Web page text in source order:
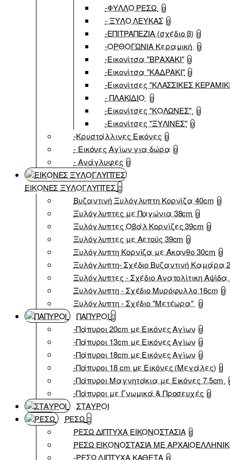
-ΦΥΛΛΟ ΡΕΣΩ 0
- ΞΥΛΟ ΛΕΥΚΑΣ 0
-ΕΠΙΤΡΑΠΕΖΙΑ (σχέδιο β) 0
-ΟΡΘΟΓΩΝΙΑ Κεραμική 0
-Εικονίτσα "ΒΡΑΧΑΚΙ" 0
-Εικονίτσα "ΚΑΔΡΑΚΙ" 0
-Εικονίτσες "ΚΛΑΣΣΙΚΕΣ
- ΠΛΑΚΙΔΙΟ
0
-Εικονίτσες "ΚΟΛΩΝΕΣ" 0
-Εικονίτσες "ΞΥΛΙΝΕΣ" 0
-Κρυστάλλινες Εικόνες 0
- Εικόνες Αγίων για δώρα 0
- Ανάγλυφες 0
ΕΙΚΟΝΕΣ ΞΥΛΟΓΛΥΠΤΕΣ
Βυζαντινή Ξυλόγλυπτη Κορνίζα 40cm 0
Ξυλόγλυπτες με Παγώνια 38cm 0
Ξυλόγλυπτες Οβάλ Κορνίζες 39cm 0
Ξυλόγλυπτες με Αετούς 39cm 0
Ξυλόγλυπτη Κορνίζα με Άκανθο 30cm 0
Ξυλόγλυπτη- Σχέδιο Βυζαντινή Καμάρα
Ξυλόγλυπτες - Σχέδιο Ανατολίτικη Αψίδα
Ξυλόγλυπτη - Σχέδιο Μυρόφυλλο 16cm 0
Ξυλόγλυπτη - Σχέδιο "Μετέωρα" 0
ΠΑΠΥΡΟΙ
-Πάπυροι 20cm με Εικόνες Αγίων 0
-Πάπυροι 13cm με Εικόνες Αγίων 0
-Πάπυροι 18cm με Εικόνες Αγίων 0
-Πάπυροι 18 cm με Εικόνες (Μεγάλες) 0
-Πάπυροι Μαγνητάκια με Εικόνες 7,5cm
-Πάπυροι με Γνωμικά & Προσευχές 0
ΣΤΑΥΡΟΙ
ΡΕΣΩ
ΡΕΣΩ ΔΙΠΤΥΧΑ ΕΙΚΟΝΟΣΤΑΣΙΑ 0
ΡΕΣΩ ΕΙΚΟΝΟΣΤΑΣΙΑ ΜΕ
-ΡΕΣΩ ΔΙΠΤΥΧΑ ΚΑΘΕΤΑ 0